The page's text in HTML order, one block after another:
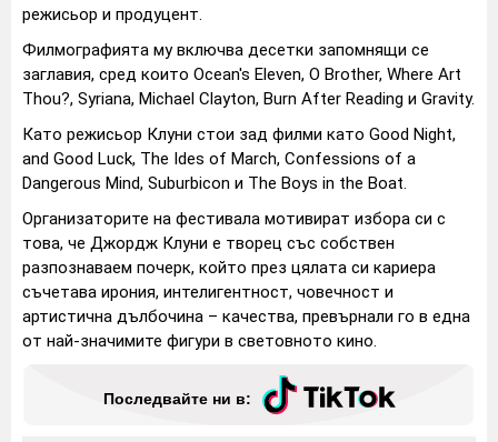
режисьор и продуцент.
Филмографията му включва десетки запомнящи се
заглавия, сред които Ocean's Eleven, O Brother, Where Art
Thou?, Syriana, Michael Clayton, Burn After Reading и Gravity.
Като режисьор Клуни стои зад филми като Good Night,
and Good Luck, The Ides of March, Confessions of a
Dangerous Mind, Suburbicon и The Boys in the Boat.
Организаторите на фестивала мотивират избора си с
това, че Джордж Клуни е творец със собствен
разпознаваем почерк, който през цялата си кариера
съчетава ирония, интелигентност, човечност и
артистична дълбочина – качества, превърнали го в една
от най-значимите фигури в световното кино.
Последвайте ни в: